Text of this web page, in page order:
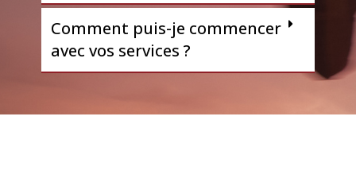
Comment puis-je commencer
avec vos services ?